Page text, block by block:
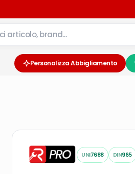
Personalizza Abbigliamento
UNI7688 DIN965